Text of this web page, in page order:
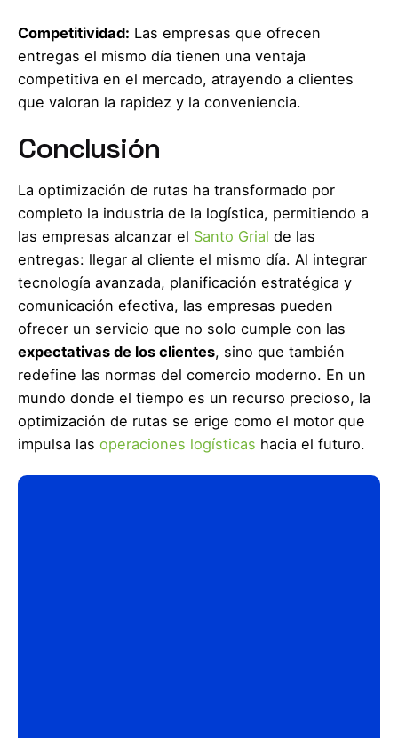
Competitividad: Las empresas que ofrecen
entregas el mismo día tienen una ventaja
competitiva en el mercado, atrayendo a clientes
que valoran la rapidez y la conveniencia.
Conclusión
La optimización de rutas ha transformado por
completo la industria de la logística, permitiendo a
las empresas alcanzar el Santo Grial de las
entregas: llegar al cliente el mismo día. Al integrar
tecnología avanzada, planificación estratégica y
comunicación efectiva, las empresas pueden
ofrecer un servicio que no solo cumple con las
expectativas de los clientes, sino que también
redefine las normas del comercio moderno. En un
mundo donde el tiempo es un recurso precioso, la
optimización de rutas se erige como el motor que
impulsa las operaciones logísticas hacia el futuro.